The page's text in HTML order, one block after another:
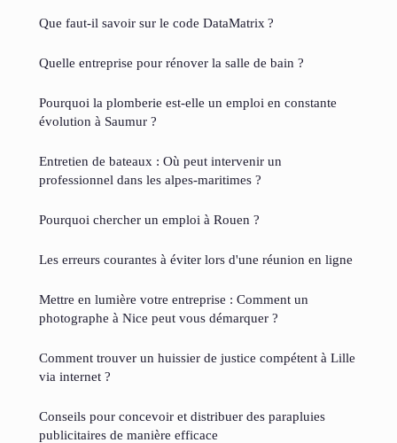
Que faut-il savoir sur le code DataMatrix ?
Quelle entreprise pour rénover la salle de bain ?
Pourquoi la plomberie est-elle un emploi en constante
évolution à Saumur ?
Entretien de bateaux : Où peut intervenir un
professionnel dans les alpes-maritimes ?
Pourquoi chercher un emploi à Rouen ?
Les erreurs courantes à éviter lors d'une réunion en ligne
Mettre en lumière votre entreprise : Comment un
photographe à Nice peut vous démarquer ?
Comment trouver un huissier de justice compétent à Lille
via internet ?
Conseils pour concevoir et distribuer des parapluies
publicitaires de manière efficace